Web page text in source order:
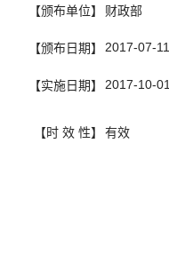
【颁布单位】 财政部
【颁布日期】 2017-07-11
【实施日期】
2017-10-01
【时 效 性】 有效